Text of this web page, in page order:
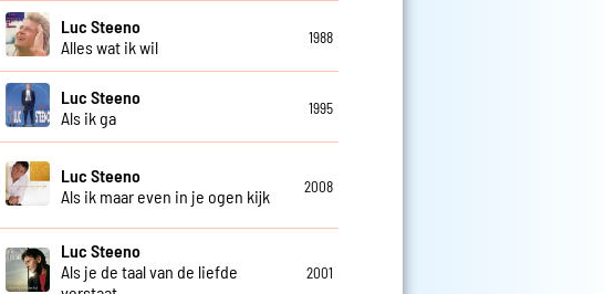
Luc Steeno
Alles wat ik wil
1988
Luc Steeno
Als ik ga
1995
Luc Steeno
Als ik maar even in je ogen kijk
2008
Luc Steeno
Als je de taal van de liefde
2001